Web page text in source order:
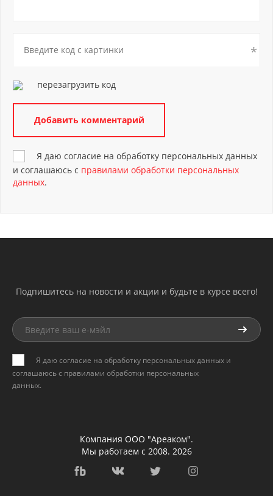
перезагрузить код
Я даю согласие на обработку персональных данных
и соглашаюсь с правилами обработки персональных
данных.
Подпишитесь на новости и акции и будьте в курсе всего!
Я даю согласие на обработку персональных данных и
соглашаюсь с правилами обработки персональных
данных.
Компания ООО "Ареаком".
Мы работаем с 2008. 2026